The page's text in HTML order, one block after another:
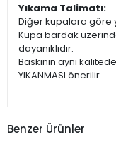
Yıkama Talimatı:
Diğer kupalara göre
Kupa bardak
dayanıklıdır.
Baskının aynı
YIKANMASI önerilir.
Benzer Ürünler